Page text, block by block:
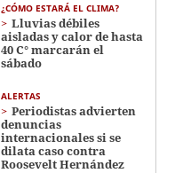
¿CÓMO ESTARÁ EL CLIMA?
Lluvias débiles
aisladas y calor de hasta
40 C° marcarán el
sábado
ALERTAS
Periodistas advierten
denuncias
internacionales si se
dilata caso contra
Roosevelt Hernández